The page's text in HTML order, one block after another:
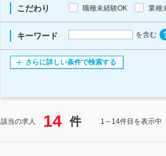
こだわり 職種未経験OK 業種
キーワード を含む
さらに詳しい条件で検索する
該当の求人 14 件 1～14件目を表示中